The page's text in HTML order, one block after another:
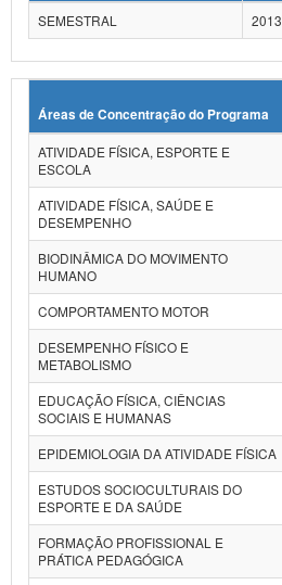
SEMESTRAL
2013
Áreas de Concentração do Programa
ATIVIDADE FÍSICA, ESPORTE E
ESCOLA
ATIVIDADE FÍSICA, SAÚDE E
DESEMPENHO
BIODINÂMICA DO MOVIMENTO
HUMANO
COMPORTAMENTO MOTOR
DESEMPENHO FÍSICO E
METABOLISMO
EDUCAÇÃO FÍSICA, CIÊNCIAS
SOCIAIS E HUMANAS
EPIDEMIOLOGIA DA ATIVIDADE FÍSICA
ESTUDOS SOCIOCULTURAIS DO
ESPORTE E DA SAÚDE
FORMAÇÃO PROFISSIONAL E
PRÁTICA PEDAGÓGICA